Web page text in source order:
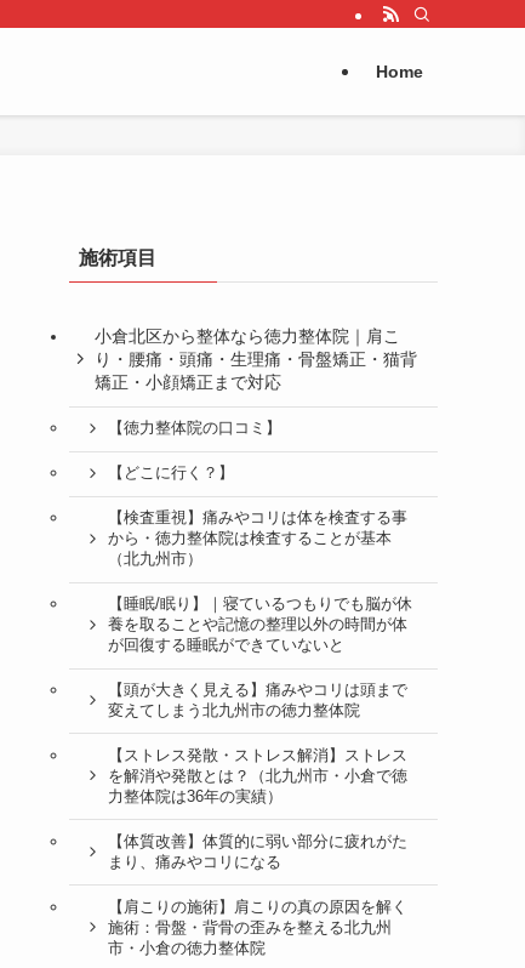
Home
施術項目
小倉北区から整体なら徳力整体院｜肩こ
り・腰痛・頭痛・生理痛・骨盤矯正・猫背
矯正・小顔矯正まで対応
【徳力整体院の口コミ】
【どこに行く？】
【検査重視】痛みやコリは体を検査する事
から・徳力整体院は検査することが基本
（北九州市）
【睡眠/眠り】｜寝ているつもりでも脳が休
養を取ることや記憶の整理以外の時間が体
が回復する睡眠ができていないと
【頭が大きく見える】痛みやコリは頭まで
変えてしまう北九州市の徳力整体院
【ストレス発散・ストレス解消】ストレス
を解消や発散とは？（北九州市・小倉で徳
力整体院は36年の実績）
【体質改善】体質的に弱い部分に疲れがた
まり、痛みやコリになる
【肩こりの施術】肩こりの真の原因を解く
施術：骨盤・背骨の歪みを整える北九州
市・小倉の徳力整体院